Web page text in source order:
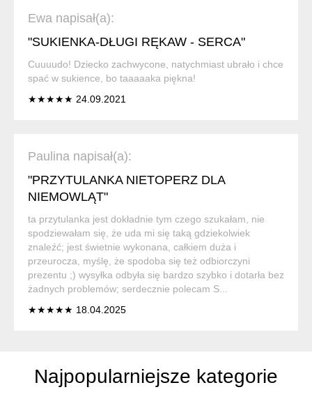
Ewa napisał(a):
"SUKIENKA-DŁUGI RĘKAW - SERCA"
Cuuuudo! Dziecko zachwycone, natychmiast ubrało i chce
spać w sukience, bo taaaaaka piękna!
★★★★★ 24.09.2021
Paulina napisał(a):
"PRZYTULANKA NIETOPERZ DLA
NIEMOWLĄT"
ta przytulanka jest dokładnie tym czego szukałam, nie
spodziewałam się, że uda mi się taką gdziekolwiek
znaleźć; jest świetnie wykonana, całkiem duża i
przeurocza, myślę, że spodoba się też odbiorczyni
prezentu ;) wysyłka odbyła się bardzo szybko i dotarła bez
żadnych problemów; serdecznie polecam S...
★★★★★ 18.04.2025
Najpopularniejsze kategorie